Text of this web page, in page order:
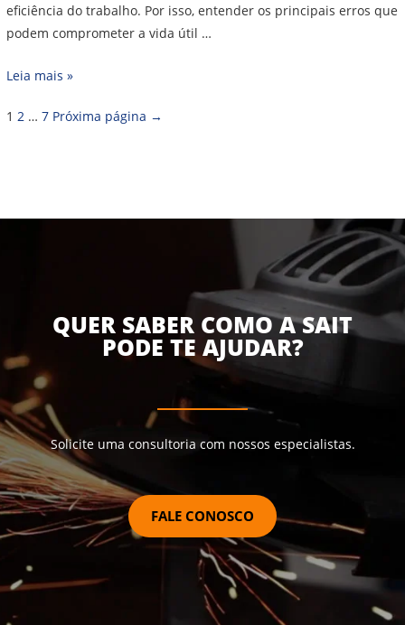
eficiência do trabalho. Por isso, entender os principais erros que
podem comprometer a vida útil …
Leia mais »
1 2 … 7 Próxima página →
QUER SABER COMO A SAIT
PODE TE AJUDAR?
Solicite uma consultoria com nossos especialistas.
FALE CONOSCO